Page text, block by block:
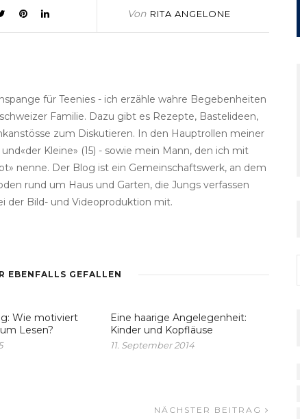
Von RITA ANGELONE
für Teenies - ich erzähle wahre Begebenheiten
Familie. Dazu gibt es Rezepte, Bastelideen,
zum Diskutieren. In den Hauptrollen meiner
Kleine» (15) - sowie mein Mann, den ich mit
nenne. Der Blog ist ein Gemeinschaftswerk, an dem
rund um Haus und Garten, die Jungs verfassen
der Bild- und Videoproduktion mit.
EBENFALLS GEFALLEN
Wie motiviert
Lesen?
Eine haarige Angelegenheit:
Kinder und Kopfläuse
11. September 2014
NÄCHSTER BEITRAG